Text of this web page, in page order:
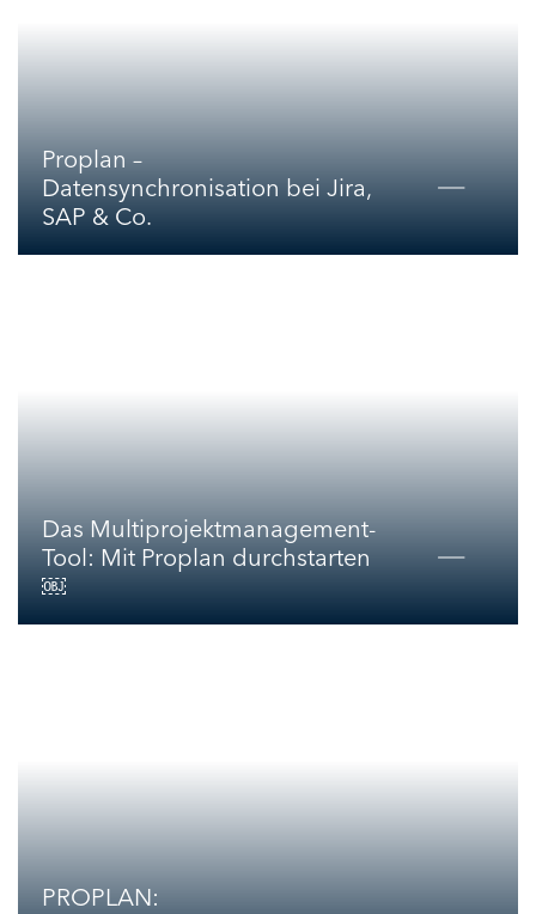
Proplan –
Datensynchronisation bei Jira,
SAP & Co.
Das Multiprojektmanagement-
Tool: Mit Proplan durchstarten
￼
PROPLAN: